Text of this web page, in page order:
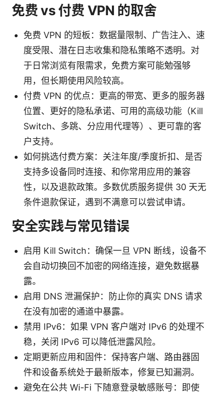
免费 vs 付费 VPN 的取舍
免费 VPN 的短板：数据量限制、广告注入、速
度受限、潜在日志收集和隐私策略不透明。对
于日常浏览有限需求，免费方案可能勉强够
用，但长期使用风险较高。
付费 VPN 的优点：更高的带宽、更多的服务器
位置、更好的隐私承诺、可用的高级功能（Kill
Switch、多跳、分应用代理等）、更可靠的客
户支持。
如何挑选付费方案：关注年度/季度折扣、是否
支持多设备同时连接、和你常用应用的兼容
性，以及退款政策。多数优质服务提供 30 天无
条件退款保证，遇到不满意可以尝试申请。
安全实践与常见错误
启用 Kill Switch：确保一旦 VPN 断线，设备不
会自动切换回不加密的网络连接，避免数据暴
露。
启用 DNS 泄漏保护：防止你的真实 DNS 请求
在没有加密的通道中暴露。
禁用 IPv6：如果 VPN 客户端对 IPv6 的处理不
稳，关闭 IPv6 可以降低泄露风险。
定期更新应用和固件：保持客户端、路由器固
件和设备系统处于最新版本，修复已知漏洞。
避免在公共 Wi-Fi 下随意登录敏感账号：即使